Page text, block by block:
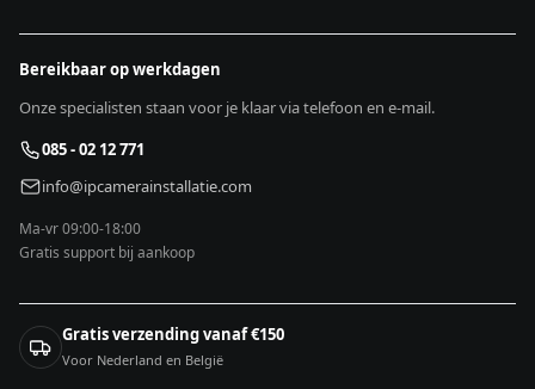
Bereikbaar op werkdagen
Onze specialisten staan voor je klaar via telefoon en e-mail.
085 - 02 12 771
info@ipcamerainstallatie.com
Ma-vr 09:00-18:00
Gratis support bij aankoop
Gratis verzending vanaf €150
Voor Nederland en België